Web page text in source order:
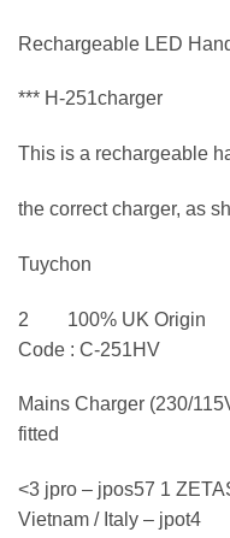
Rechargeable LED
*** H-251charger
This is a rechargeable
the correct charger, as
Tuychon
2 100% UK Origin
Code : C-251HV
Mains Charger (230/
fitted
<3 jpro – jpos57 1
Vietnam / Italy – jpot4